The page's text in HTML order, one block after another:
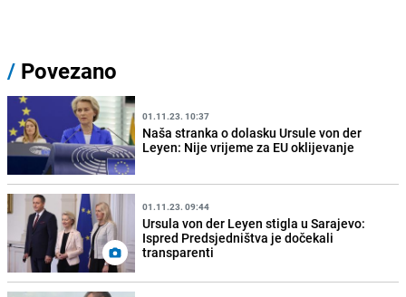
/ Povezano
01.11.23. 10:37
Naša stranka o dolasku Ursule von der
Leyen: Nije vrijeme za EU oklijevanje
01.11.23. 09:44
Ursula von der Leyen stigla u Sarajevo:
Ispred Predsjedništva je dočekali
transparenti